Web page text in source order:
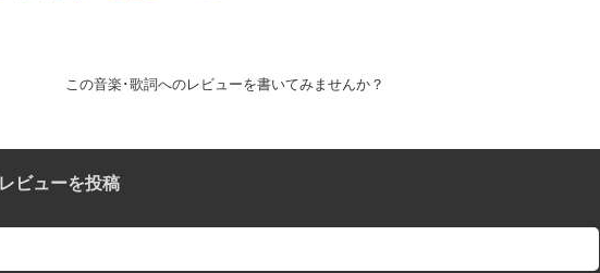
この音楽･歌詞へのレビューを書いてみませんか？
ビューを投稿